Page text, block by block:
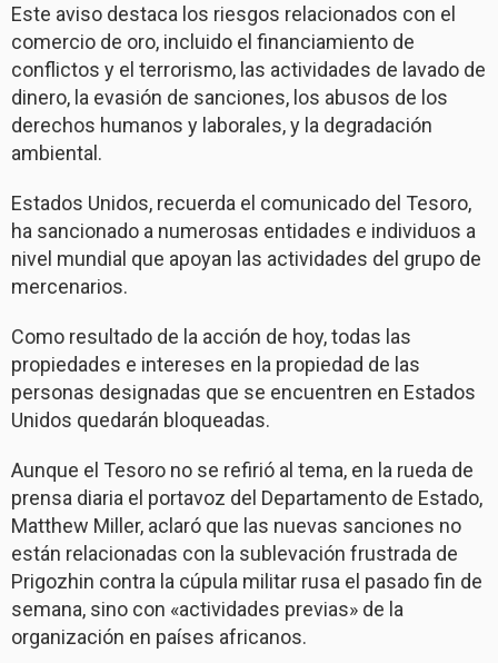
Este aviso destaca los riesgos relacionados con el
comercio de oro, incluido el financiamiento de
conflictos y el terrorismo, las actividades de lavado de
dinero, la evasión de sanciones, los abusos de los
derechos humanos y laborales, y la degradación
ambiental.
Estados Unidos, recuerda el comunicado del Tesoro,
ha sancionado a numerosas entidades e individuos a
nivel mundial que apoyan las actividades del grupo de
mercenarios.
Como resultado de la acción de hoy, todas las
propiedades e intereses en la propiedad de las
personas designadas que se encuentren en Estados
Unidos quedarán bloqueadas.
Aunque el Tesoro no se refirió al tema, en la rueda de
prensa diaria el portavoz del Departamento de Estado,
Matthew Miller, aclaró que las nuevas sanciones no
están relacionadas con la sublevación frustrada de
Prigozhin contra la cúpula militar rusa el pasado fin de
semana, sino con «actividades previas» de la
organización en países africanos.